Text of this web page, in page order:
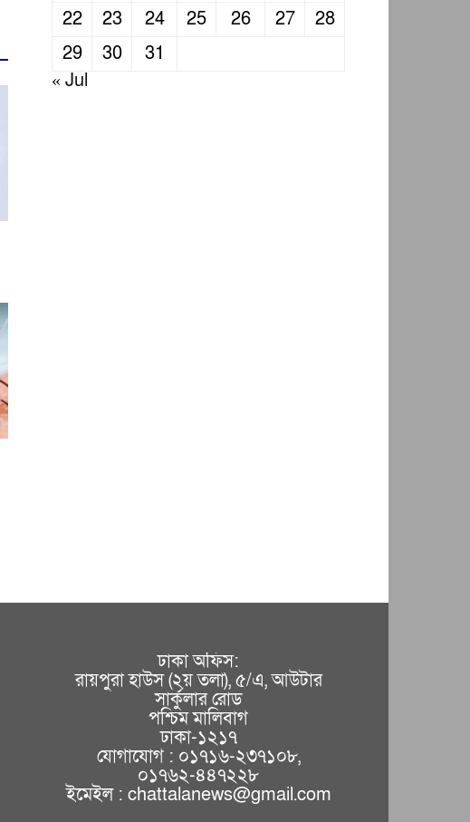
22
23 24 25 26 27
28
29
30
31
« Jul
ঢাকা অফিস:
রায়পুরা হাউস (২য় তলা), ৫/এ, আউটার
সার্কুলার রোড
পশ্চিম মালিবাগ
ঢাকা-১২১৭
যোগাযোগ : ০১৭১৬-২৩৭১০৮,
০১৭৬২-৪৪৭২২৮
ইমেইল : chattalanews@gmail.com